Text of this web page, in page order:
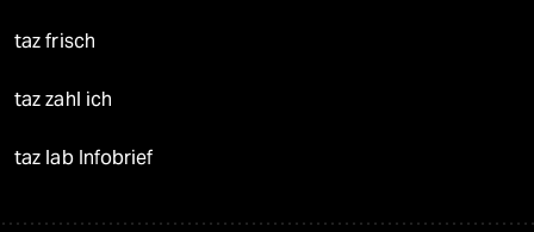
taz frisch
taz zahl ich
taz lab Infobrief